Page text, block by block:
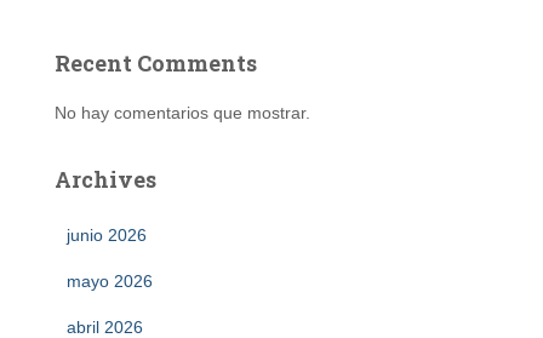
Recent Comments
No hay comentarios que mostrar.
Archives
junio 2026
mayo 2026
abril 2026